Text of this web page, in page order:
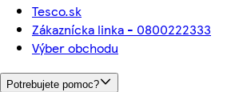
Tesco.sk
Zákaznícka linka - 0800222333
Výber obchodu
Potrebujete pomoc?